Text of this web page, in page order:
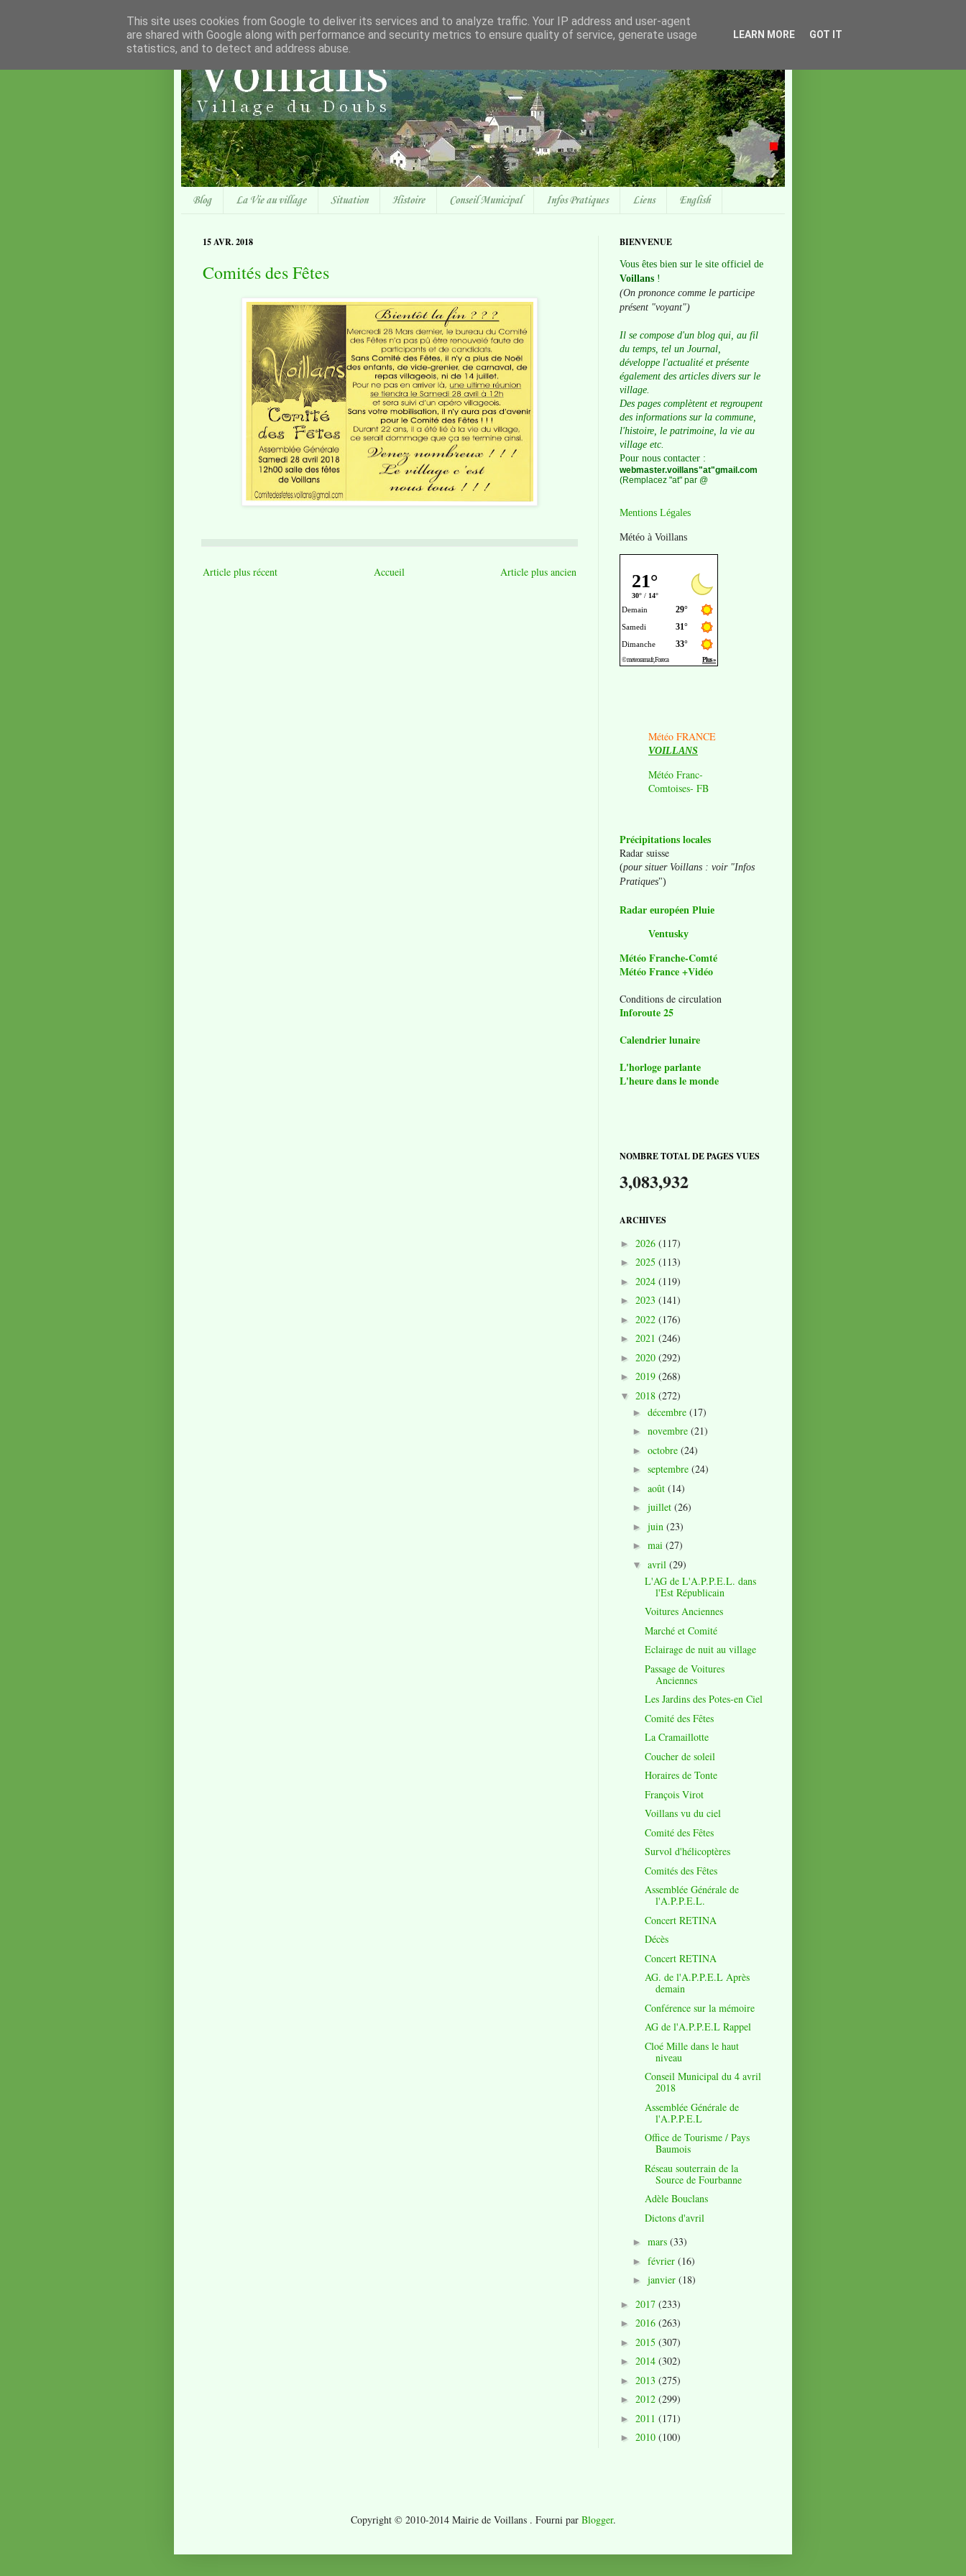
Blog La Vie au village Situation Histoire Conseil Municipal Infos Pratiques Liens English
15 AVR. 2018
Comités des Fêtes
Article plus récent Article plus ancien
Accueil
BIENVENUE
Vous êtes bien sur le site officiel de
Voillans !
(On prononce comme le participe
présent "voyant")
Il se compose d'un blog qui, au fil
du temps, tel un Journal,
développe l'actualité et présente
également des articles divers sur le
village.
Des pages complètent et regroupent
des informations sur la commune,
l'histoire, le patrimoine, la vie au
village etc.
Pour nous contacter :
webmaster.voillans"at"gmail.com
(Remplacez "at" par @
Mentions Légales
Météo à Voillans
Météo FRANCE
VOILLANS
Météo Franc-
Comtoises- FB
Précipitations locales
Radar suisse
(pour situer Voillans : voir "Infos
Pratiques")
Radar européen Pluie
Ventusky
Météo Franche-Comté
Météo France +Vidéo
Conditions de circulation
Inforoute 25
Calendrier lunaire
L'horloge parlante
L'heure dans le monde
NOMBRE TOTAL DE PAGES VUES
3,083,932
ARCHIVES
► 2026 (117)
► 2025 (113)
► 2024 (119)
► 2023 (141)
► 2022 (176)
► 2021 (246)
► 2020 (292)
► 2019 (268)
▼ 2018 (272)
► décembre (17)
► novembre (21)
► octobre (24)
► septembre (24)
► août (14)
► juillet (26)
► juin (23)
► mai (27)
▼ avril (29)
L'AG de L'A.P.P.E.L. dans
l'Est Républicain
Voitures Anciennes
Marché et Comité
Eclairage de nuit au village
Passage de Voitures
Anciennes
Les Jardins des Potes-en Ciel
Comité des Fêtes
La Cramaillotte
Coucher de soleil
Horaires de Tonte
François Virot
Voillans vu du ciel
Comité des Fêtes
Survol d'hélicoptères
Comités des Fêtes
Assemblée Générale de
l'A.P.P.E.L.
Concert RETINA
Décès
Concert RETINA
AG. de l'A.P.P.E.L Après
demain
Conférence sur la mémoire
AG de l'A.P.P.E.L Rappel
Cloé Mille dans le haut
niveau
Conseil Municipal du 4 avril
2018
Assemblée Générale de
l'A.P.P.E.L
Office de Tourisme / Pays
Baumois
Réseau souterrain de la
Source de Fourbanne
Adèle Bouclans
Dictons d'avril
► mars (33)
► février (16)
► janvier (18)
► 2017 (233)
► 2016 (263)
► 2015 (307)
► 2014 (302)
► 2013 (275)
► 2012 (299)
► 2011 (171)
► 2010 (100)
Copyright © 2010-2014 Mairie de Voillans . Fourni par Blogger.
This site uses cookies from Google to deliver its services and to analyze traffic. Your IP address and user-agent
are shared with Google along with performance and security metrics to ensure quality of service, generate usage
statistics, and to detect and address abuse.
LEARN MORE GOT IT